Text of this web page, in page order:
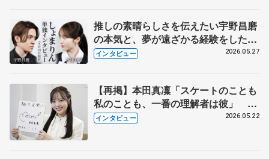
推しの素晴らしさを伝えたい宇野昌磨
の本気と、夢が遠ざかる経験をした本
田真凜の覚悟
インタビュー 2026.05.27
【再掲】本田真凜「スケートのことも
私のことも、一番の理解者は彼」 引
退時の単独インタビューで語った競技
インタビュー 2026.05.22